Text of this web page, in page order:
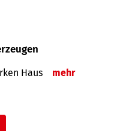
Haus mehr